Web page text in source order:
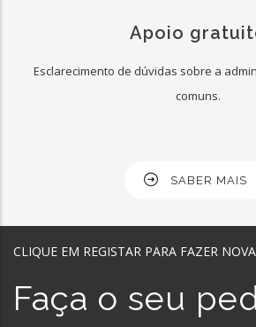
Apoio
Esclarecimento de dúvidas sobre a
comuns.
SABER MAIS
CLIQUE EM REGISTAR PARA FAZER
Faça o seu